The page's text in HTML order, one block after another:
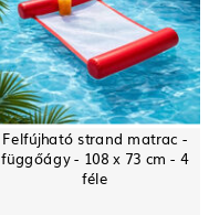
Felfújható strand matrac -
függőágy - 108 x 73 cm - 4
féle